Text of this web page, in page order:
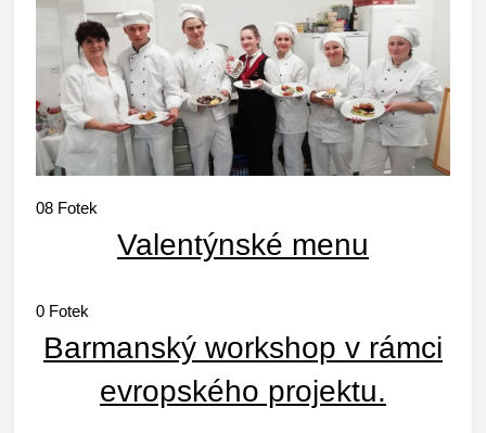
08 Fotek
Valentýnské menu
0 Fotek
Barmanský workshop v rámci
evropského projektu.